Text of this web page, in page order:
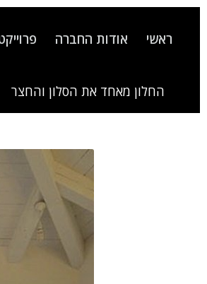
ראשי אודות החברה
החלון מאחד את הסלון והחצר